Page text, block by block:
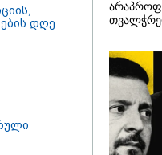
დღე